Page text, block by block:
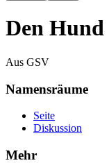
Den Hund
Aus GSV
Namensräume
Seite
Diskussion
Mehr